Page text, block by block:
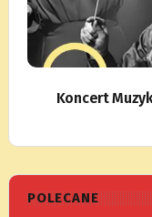
Koncert
POLECANE